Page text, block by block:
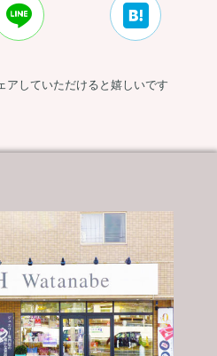
 
アしていただけると嬉しいです